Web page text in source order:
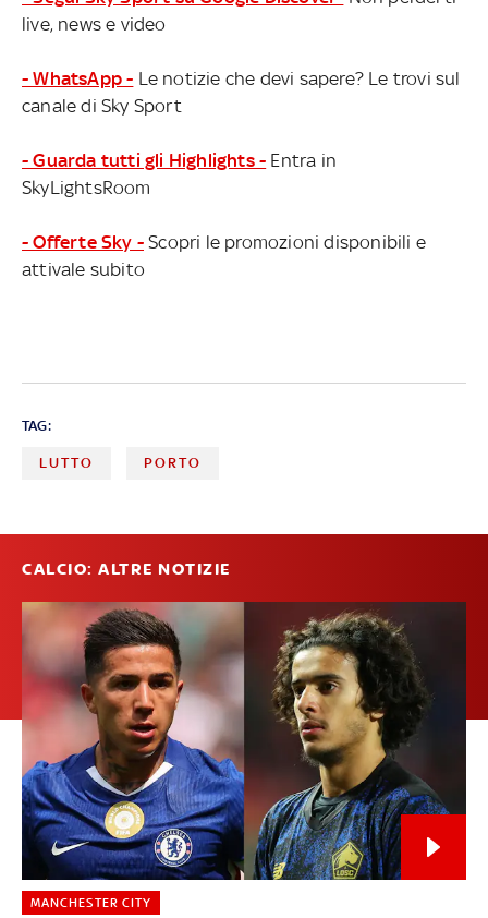
live, news e video
- WhatsApp - Le notizie che devi sapere? Le trovi sul
canale di Sky Sport
- Guarda tutti gli Highlights - Entra in
SkyLightsRoom
- Offerte Sky - Scopri le promozioni disponibili e
attivale subito
TAG:
LUTTO PORTO
CALCIO: ALTRE NOTIZIE
MANCHESTER CITY